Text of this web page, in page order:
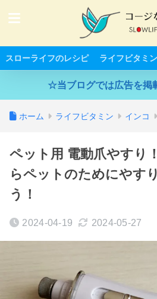
スローライフのレシピ ライフビタミン
☆当ブログでは広告を掲
ホーム ライフビタミン インコ
ペット用 電動爪やすり
らペットのためにやす
う！
2024-04-19 2024-05-27